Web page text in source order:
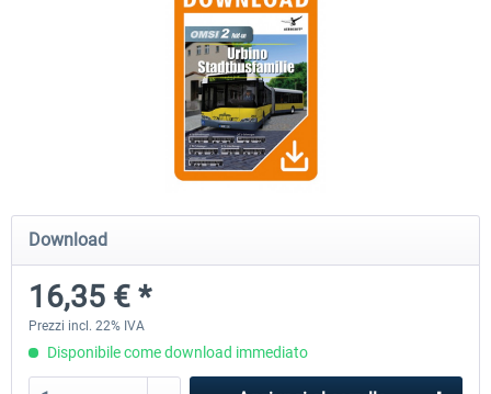
OMSI 2 Add-on Valiant Citybus 7700
Hybrid
12,29 € *
OMSI 2 Add-on IVECO Bus
Download
16,35 € *
Prezzi incl. 22% IVA
Disponibile come download immediato